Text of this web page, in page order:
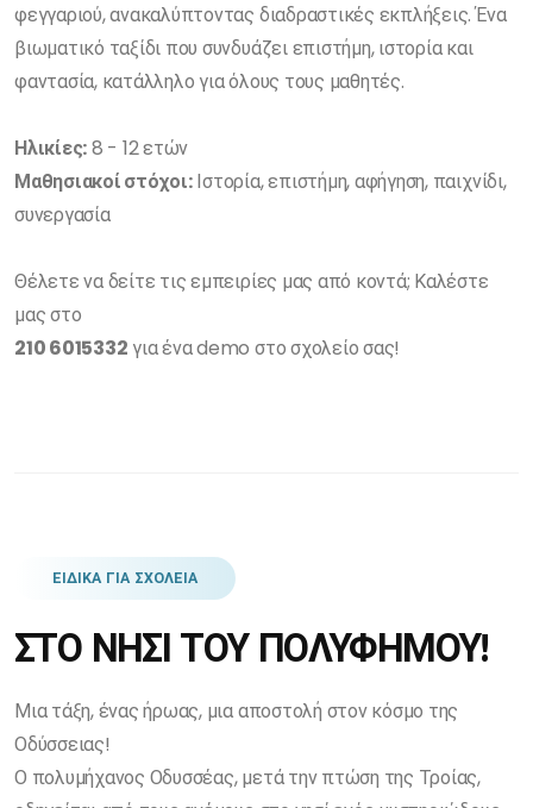
φεγγαριού, ανακαλύπτοντας διαδραστικές εκπλήξεις. Ένα
βιωματικό ταξίδι που συνδυάζει επιστήμη, ιστορία και
φαντασία, κατάλληλο για όλους τους μαθητές.
Ηλικίες:8 - 12 ετών
Μαθησιακοί στόχοι:Ιστορία, επιστήμη, αφήγηση, παιχνίδι,
συνεργασία
Θέλετε να δείτε τις εμπειρίες μας από κοντά; Καλέστε
μας στο
210 6015332 για ένα demo στο σχολείο σας!
ΕΙΔΙΚΑ ΓΙΑ ΣΧΟΛΕΙΑ
ΣΤΟ ΝΗΣΙ ΤΟΥ ΠΟΛΥΦΗΜΟΥ!
Μια τάξη, ένας ήρωας, μια αποστολή στον κόσμο της
Οδύσσειας!
Ο πολυμήχανος Οδυσσέας, μετά την πτώση της Τροίας,